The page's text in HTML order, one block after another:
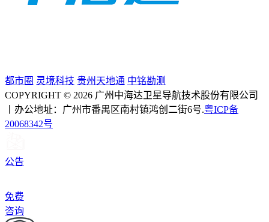
都市圈 灵境科技 贵州天地通 中铭勘测
COPYRIGHT © 2026 广州中海达卫星导航技术股份有限公司
丨办公地址：广州市番禺区南村镇鸿创二街6号.粤ICP备
20068342号
公告
免费
咨询